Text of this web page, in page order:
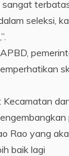
seleksi,
Rao yang
baik lagi